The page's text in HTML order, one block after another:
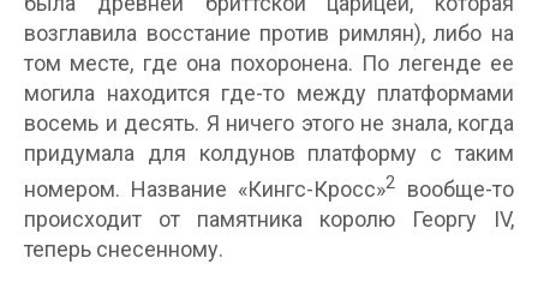
возглавила восстание против римлян), либо на
том месте, где она похоронена. По легенде ее
могила находится где-то между платформами
восемь и десять. Я ничего этого не знала, когда
придумала для колдунов платформу с таким
номером. Название «Кингс-Кросс»2 вообще-то
происходит от памятника королю Георгу IV,
теперь снесенному.